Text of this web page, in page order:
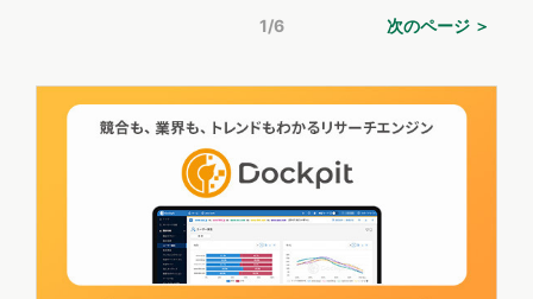
1/6 次のページ ＞